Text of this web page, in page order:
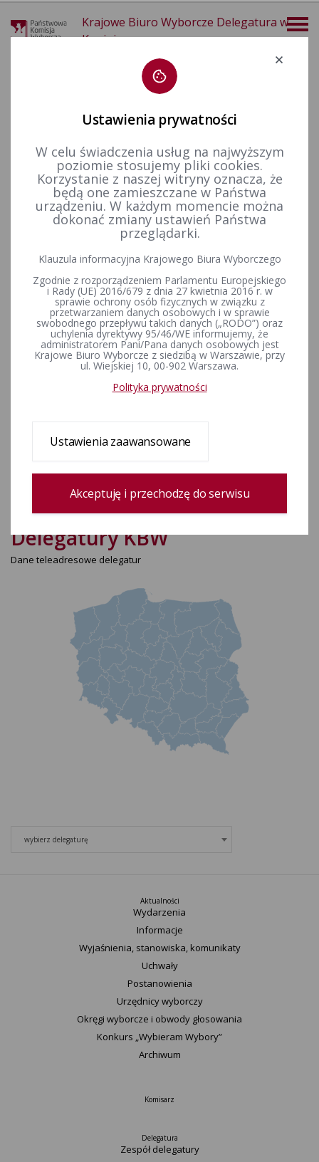
Krajowe Biuro Wyborcze Delegatura w
Koninie
Dane kontaktowe
Delegatura Krajowego Biura Wyborczego w
Koninie
Dyrektor Delegatury
Zbigniew KULESA
siedziba Delegatury:
Aleje 1 Maja 7, 62–510 Konin
numer telefonu:
63 220 78 32
adres e-mail:
Pokaż adres e-mail
adres do e-doręczeń:
https://epuap.gov.pl/wps/portal/strefa-klienta/katalog-spraw/profil-
od poniedziałku do piątku od godz. 7:30 do godz. 15:30
Delegatury KBW
Dane teleadresowe delegatur
wybierz delegaturę
Aktualności
Wydarzenia
Informacje
Wyjaśnienia, stanowiska, komunikaty
Uchwały
Postanowienia
Urzędnicy wyborczy
Okręgi wyborcze i obwody głosowania
Konkurs „Wybieram Wybory”
Archiwum
Komisarz
Delegatura
Zespół delegatury
Ustawienia prywatności
W celu świadczenia usług na najwyższym
poziomie stosujemy pliki cookies.
Korzystanie z naszej witryny oznacza, że
będą one zamieszczane w Państwa
urządzeniu. W każdym momencie można
dokonać zmiany ustawień Państwa
przeglądarki.
Klauzula informacyjna Krajowego Biura Wyborczego
Zgodnie z rozporządzeniem Parlamentu Europejskiego
i Rady (UE) 2016/679 z dnia 27 kwietnia 2016 r. w
sprawie ochrony osób fizycznych w związku z
przetwarzaniem danych osobowych i w sprawie
swobodnego przepływu takich danych („RODO”) oraz
uchylenia dyrektywy 95/46/WE informujemy, że
administratorem Pani/Pana danych osobowych jest
Krajowe Biuro Wyborcze z siedzibą w Warszawie, przy
ul. Wiejskiej 10, 00-902 Warszawa.
Polityka prywatności
Ustawienia zaawansowane
Akceptuję i przechodzę do serwisu